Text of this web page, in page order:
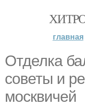
главная
Отделка
советы и
москвичей